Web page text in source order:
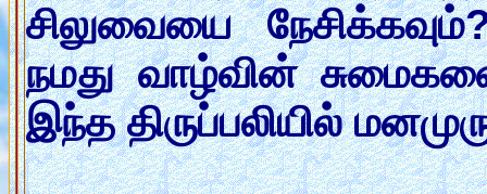
சிலுவையை
நமது வாழ்வின்
இந்த திருப்பலியில்